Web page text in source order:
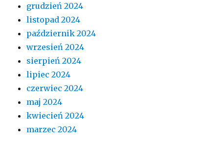
grudzień 2024
listopad 2024
październik 2024
wrzesień 2024
sierpień 2024
lipiec 2024
czerwiec 2024
maj 2024
kwiecień 2024
marzec 2024